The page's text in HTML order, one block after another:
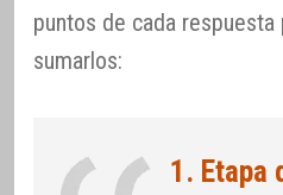
puntos de cada respuesta
sumarlos:
1. Etapa